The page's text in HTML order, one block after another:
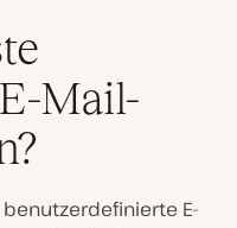
Mail-
E-